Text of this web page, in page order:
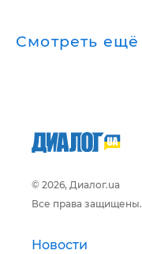
Смотреть ещё
© 2026, Диалог.ua
Все права защищены.
Новости